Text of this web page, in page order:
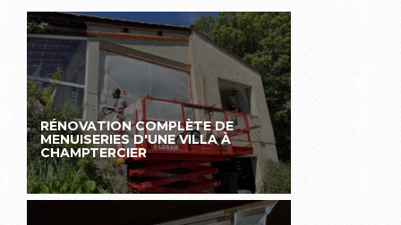
RÉNOVATION COMPLÈTE DE
MENUISERIES D'UNE VILLA À
CHAMPTERCIER